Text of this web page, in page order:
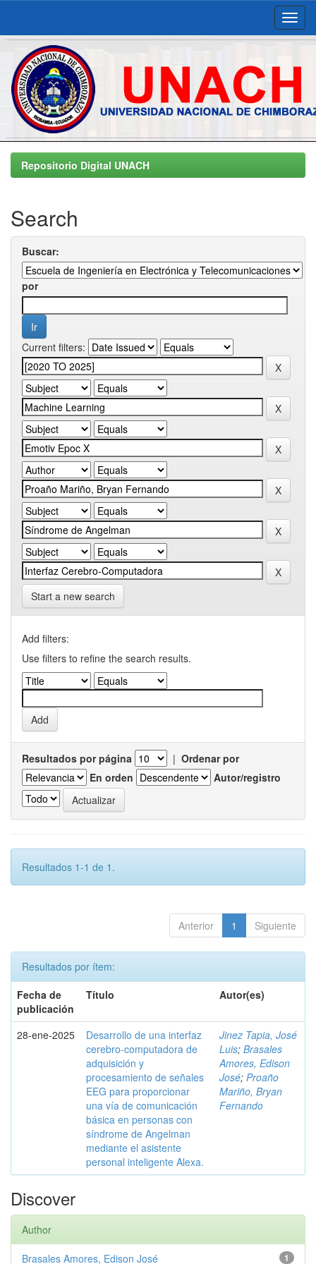
Skip
navigationRepositorio Digital UNACH
Search
Buscar:
por
Current filters:
Start a new search
Add filters:
Use filters to refine the search results.
Resultados por página | Ordenar por
En orden
Autor/registro
Resultados 1-1 de 1.
Anterior 1 Siguiente
Resultados por ítem:
Fecha de
publicación
Título Autor(es)
28-ene-2025
Desarrollo de una interfaz
cerebro-computadora de
adquisición y
procesamiento de señales
EEG para proporcionar
una vía de comunicación
básica en personas con
síndrome de Angelman
mediante el asistente
personal inteligente Alexa.
Jinez Tapia, José
Luis; Brasales
Amores, Edison
José; Proaño
Mariño, Bryan
Fernando
Discover
Author
1
Brasales Amores, Edison José